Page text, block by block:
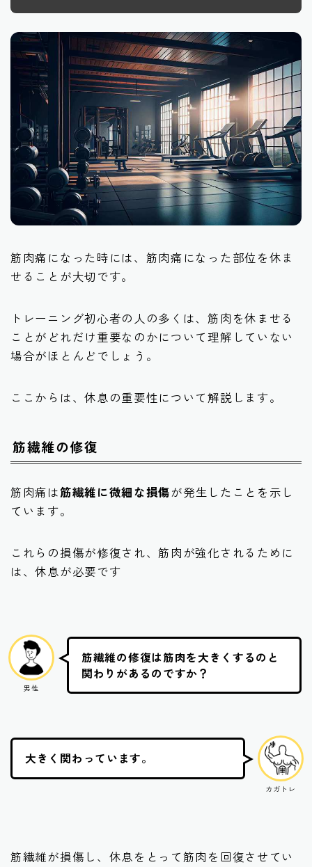
筋肉痛になった時には、筋肉痛になった部位を休ま
せることが大切です。
トレーニング初心者の人の多くは、筋肉を休ませる
ことがどれだけ重要なのかについて理解していない
場合がほとんどでしょう。
ここからは、休息の重要性について解説します。
筋繊維の修復
筋肉痛は筋繊維に微細な損傷が発生したことを示し
ています。
これらの損傷が修復され、筋肉が強化されるために
は、休息が必要です
男性
筋繊維の修復は筋肉を大きくするのと
関わりがあるのですか？
カガトレ
大きく関わっています。
筋繊維が損傷し、休息をとって筋肉を回復させてい